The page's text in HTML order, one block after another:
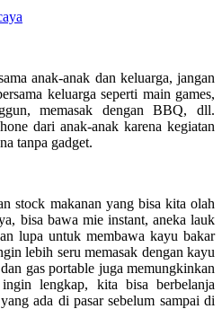
anak-anak dan keluarga, jangan
keluarga seperti main games,
memasak dengan BBQ, dll.
dari anak-anak karena kegiatan
tanpa gadget.
stock makanan yang bisa kita olah
bisa bawa mie instant, aneka lauk
lupa untuk membawa kayu bakar
lebih seru memasak dengan kayu
gas portable juga memungkinkan
lengkap, kita bisa berbelanja
ada di pasar sebelum sampai di